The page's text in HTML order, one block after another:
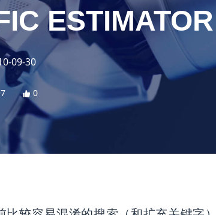
销
销
销
ESTIMATOR
09-30
0